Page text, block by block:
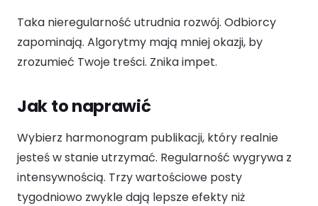
Taka nieregularność utrudnia rozwój. Odbiorcy
zapominają. Algorytmy mają mniej okazji, by
zrozumieć Twoje treści. Znika impet.
Jak to naprawić
Wybierz harmonogram publikacji, który realnie
jesteś w stanie utrzymać. Regularność wygrywa z
intensywnością. Trzy wartościowe posty
tygodniowo zwykle dają lepsze efekty niż